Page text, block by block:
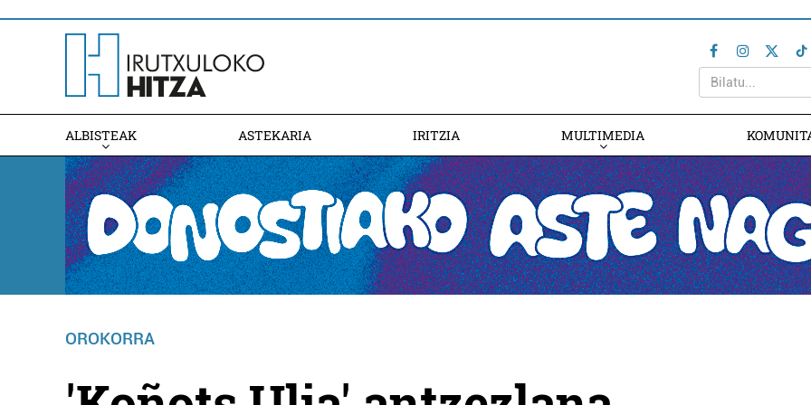
ALBISTEAK ASTEKARIA IRITZIA MULTIMEDIA
OROKORRA